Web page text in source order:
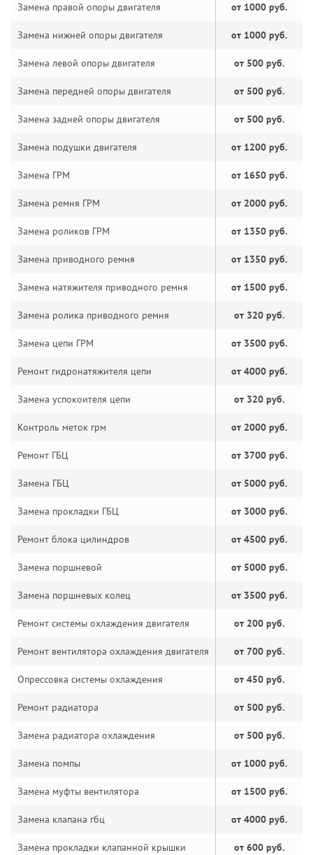
Замена правой опоры двигателя от 1000 руб.
Замена нижней опоры двигателя от 1000 руб.
Замена левой опоры двигателя от 500 руб.
Замена передней опоры двигателя от 500 руб.
Замена задней опоры двигателя от 500 руб.
Замена подушки двигателя от 1200 руб.
Замена ГРМ от 1650 руб.
Замена ремня ГРМ от 2000 руб.
Замена роликов ГРМ от 1350 руб.
Замена приводного ремня от 1350 руб.
Замена натяжителя приводного ремня от 1500 руб.
Замена ролика приводного ремня от 320 руб.
Замена цепи ГРМ от 3500 руб.
Ремонт гидронатяжителя цепи от 4000 руб.
Замена успокоителя цепи от 320 руб.
Контроль меток грм от 2000 руб.
Ремонт ГБЦ от 3700 руб.
Замена ГБЦ от 5000 руб.
Замена прокладки ГБЦ от 3000 руб.
Ремонт блока цилиндров от 4500 руб.
Замена поршневой от 5000 руб.
Замена поршневых колец от 3500 руб.
Ремонт системы охлаждения двигателя от 200 руб.
Ремонт вентилятора охлаждения двигателя от 700 руб.
Опрессовка системы охлаждения от 450 руб.
Ремонт радиатора от 500 руб.
Замена радиатора охлаждения от 500 руб.
Замена помпы от 1000 руб.
Замена муфты вентилятора от 1500 руб.
Замена клапана гбц от 4000 руб.
Замена прокладки клапанной крышки от 600 руб.